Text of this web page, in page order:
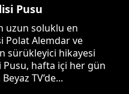
Pusu
uzun soluklu en
Polat Alemdar ve
sürükleyici hikayesi
Pusu, hafta içi her gün
TV’de...